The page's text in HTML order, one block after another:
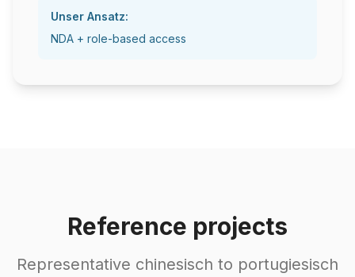
Unser Ansatz:
NDA + role-based access
Reference projects
Representative chinesisch to portugiesisch